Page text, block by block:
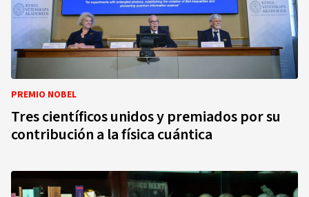
PREMIO NOBEL
Tres científicos unidos y premiados por su
contribución a la física cuántica